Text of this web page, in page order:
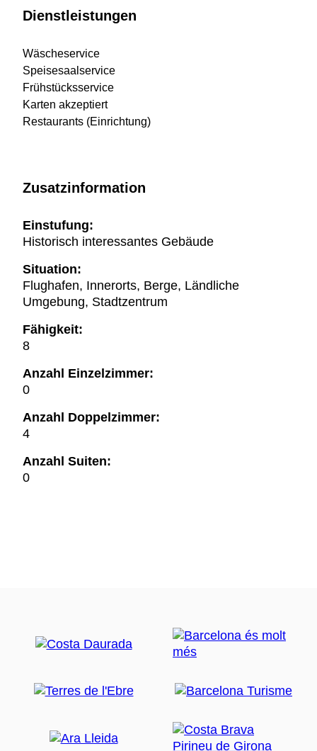
Dienstleistungen
Wäscheservice
Speisesaalservice
Frühstücksservice
Karten akzeptiert
Restaurants (Einrichtung)
Zusatzinformation
Einstufung:
Historisch interessantes Gebäude
Situation:
Flughafen, Innerorts, Berge, Ländliche
Umgebung, Stadtzentrum
Fähigkeit:
8
Anzahl Einzelzimmer:
0
Anzahl Doppelzimmer:
4
Anzahl Suiten:
0